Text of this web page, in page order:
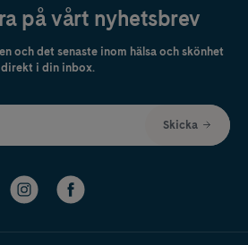
på vårt nyhetsbrev
och det senaste inom hälsa och skönhet
direkt i din inbox.
Skicka